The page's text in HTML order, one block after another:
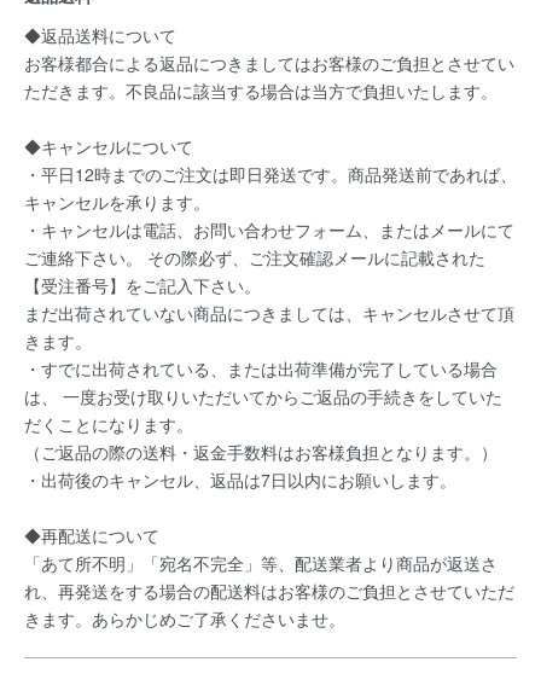
◆返品送料について
お客様都合による返品につきましてはお客様のご負担とさせてい
ただきます。不良品に該当する場合は当方で負担いたします。
◆キャンセルについて
・平日12時までのご注文は即日発送です。商品発送前であれば、
キャンセルを承ります。
・キャンセルは電話、お問い合わせフォーム、またはメールにて
ご連絡下さい。 その際必ず、ご注文確認メールに記載された
【受注番号】をご記入下さい。
まだ出荷されていない商品につきましては、キャンセルさせて頂
きます。
・すでに出荷されている、または出荷準備が完了している場合
は、 一度お受け取りいただいてからご返品の手続きをしていた
だくことになります。
（ご返品の際の送料・返金手数料はお客様負担となります。）
・出荷後のキャンセル、返品は7日以内にお願いします。
◆再配送について
「あて所不明」「宛名不完全」等、配送業者より商品が返送さ
れ、再発送をする場合の配送料はお客様のご負担とさせていただ
きます。あらかじめご了承くださいませ。